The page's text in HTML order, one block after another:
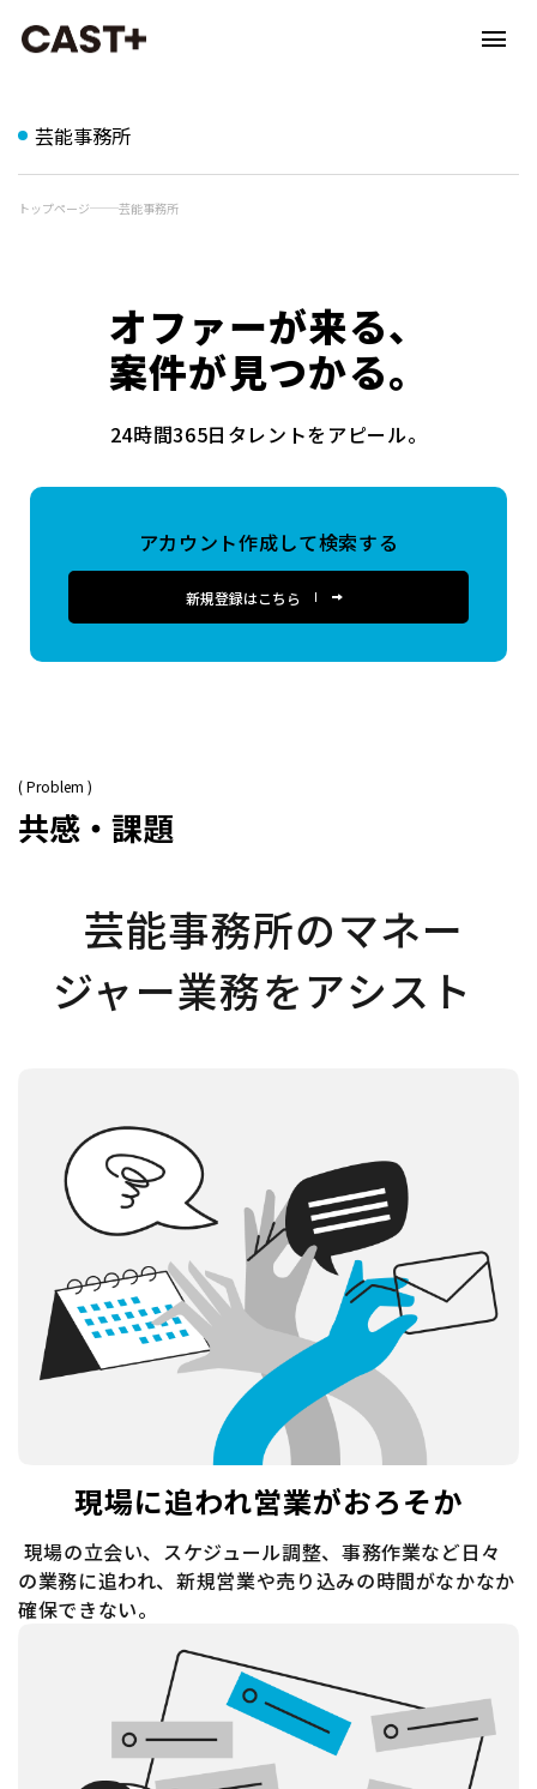
芸能事務所
トップページ 芸能事務所
オファーが来る、
案件が見つかる。
24時間365日タレントをアピール。
アカウント作成して検索する
新規登録はこちら
( Problem )
共感・課題
芸能事務所のマネー
ジャー業務をアシスト
現場に追われ営業がおろそか
現場の立会い、スケジュール調整、事務作業など日々
の業務に追われ、新規営業や売り込みの時間がなかなか
確保できない。